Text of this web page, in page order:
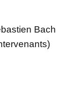
Bach